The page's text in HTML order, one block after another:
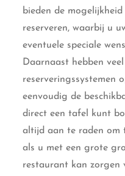
bieden de
reserveren, waarbij u
eventuele speciale
Daarnaast hebben
reserveringssystemen
eenvoudig de
direct een tafel kunt
altijd aan te raden om
als u met een grote
restaurant kan zorgen